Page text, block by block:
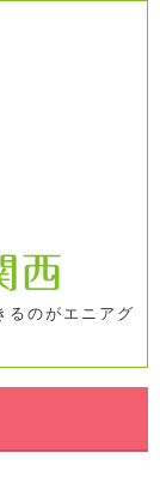
西
るのがエニアグ